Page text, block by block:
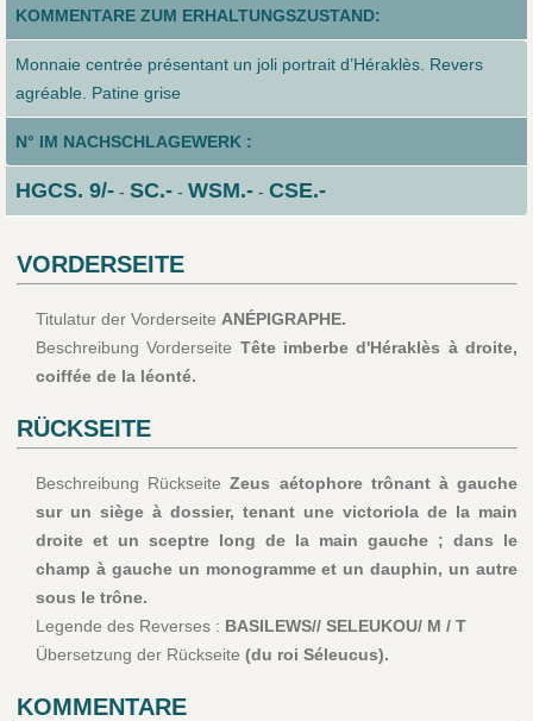
KOMMENTARE ZUM ERHALTUNGSZUSTAND:
Monnaie centrée présentant un joli portrait d’Héraklès. Revers
agréable. Patine grise
N° IM NACHSCHLAGEWERK :
HGCS. 9/-- SC.-- WSM.-- CSE.-
VORDERSEITE
Titulatur der Vorderseite ANÉPIGRAPHE.
Beschreibung Vorderseite Tête imberbe d'Héraklès à droite,
coiffée de la léonté.
RÜCKSEITE
Beschreibung RückseiteZeus aétophore trônant à gauche
sur un siège à dossier, tenant une victoriola de la main
droite et un sceptre long de la main gauche ; dans le
champ à gauche un monogramme et un dauphin, un autre
sous le trône.
Legende des Reverses : BASILEWS// SELEUKOU/ M / T
Übersetzung der Rückseite (du roi Séleucus).
KOMMENTARE